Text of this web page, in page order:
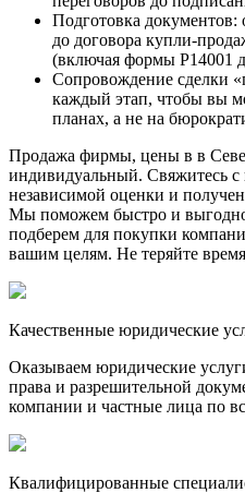
Подготовка
до договора купли-
(включая формы Р14001
Сопровождение сделки
каждый этап, чтобы вы
планах, а не на
Продажа фирмы, цены в в
индивидуальный. Свяжитесь с
независимой оценки и
Мы поможем быстро и
подберем для покупки
вашим целям. Не теряйте
Качественные юридические
Оказываем юридические
права и разрешительной
компании и частные лица по
Квалифицированные